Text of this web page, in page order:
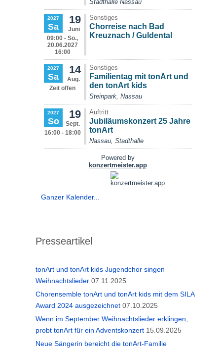
Ganzer Kalender...
Presseartikel
tonArt und tonArt kids Jugendchor singen
Weihnachtslieder 07.11.2025
Chorensemble tonArt und tonArt kids mit dem SILA
Award 2024 ausgezeichnet 07.10.2025
Wenn im September Weihnachtslieder erklingen,
probt tonArt für ein Adventskonzert 15.09.2025
Neue Sängerin bereicht die tonArt-Familie